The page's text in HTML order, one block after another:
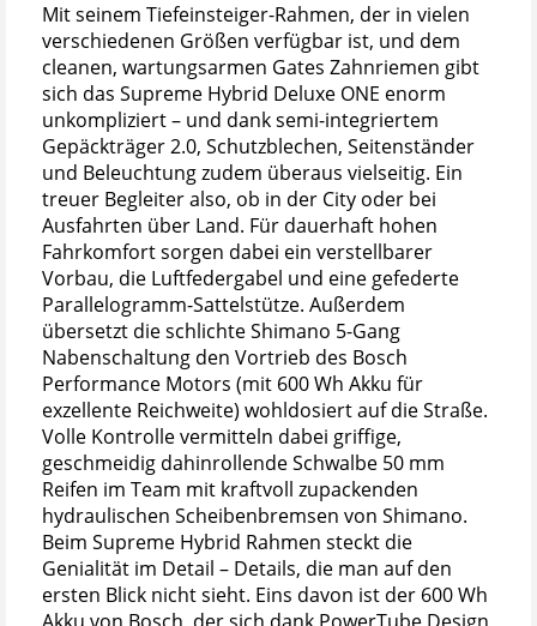
Mit seinem Tiefeinsteiger-Rahmen, der in vielen
verschiedenen Größen verfügbar ist, und dem
cleanen, wartungsarmen Gates Zahnriemen gibt
sich das Supreme Hybrid Deluxe ONE enorm
unkompliziert – und dank semi-integriertem
Gepäckträger 2.0, Schutzblechen, Seitenständer
und Beleuchtung zudem überaus vielseitig. Ein
treuer Begleiter also, ob in der City oder bei
Ausfahrten über Land. Für dauerhaft hohen
Fahrkomfort sorgen dabei ein verstellbarer
Vorbau, die Luftfedergabel und eine gefederte
Parallelogramm-Sattelstütze. Außerdem
übersetzt die schlichte Shimano 5-Gang
Nabenschaltung den Vortrieb des Bosch
Performance Motors (mit 600 Wh Akku für
exzellente Reichweite) wohldosiert auf die Straße.
Volle Kontrolle vermitteln dabei griffige,
geschmeidig dahinrollende Schwalbe 50 mm
Reifen im Team mit kraftvoll zupackenden
hydraulischen Scheibenbremsen von Shimano.
Beim Supreme Hybrid Rahmen steckt die
Genialität im Detail – Details, die man auf den
ersten Blick nicht sieht. Eins davon ist der 600 Wh